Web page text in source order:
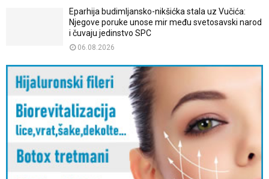
Eparhija budimljansko-nikšićka stala uz Vučića:
Njegove poruke unose mir među svetosavski narod
i čuvaju jedinstvo SPC
06.08.2026